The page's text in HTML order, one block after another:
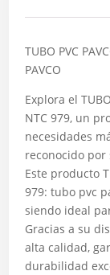
TUBO PVC
PAVCO
Explora el
NTC 979, un
necesidades
reconocido
Este producto
979: tubo pvc
siendo ideal
Gracias a su
alta calidad,
durabilidad